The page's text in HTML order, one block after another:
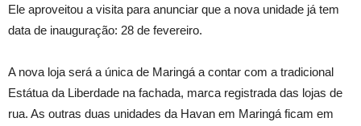
Ele aproveitou a visita para anunciar que a nova unidade já tem
data de inauguração: 28 de fevereiro.
A nova loja será a única de Maringá a contar com a tradicional
Estátua da Liberdade na fachada, marca registrada das lojas de
rua. As outras duas unidades da Havan em Maringá ficam em